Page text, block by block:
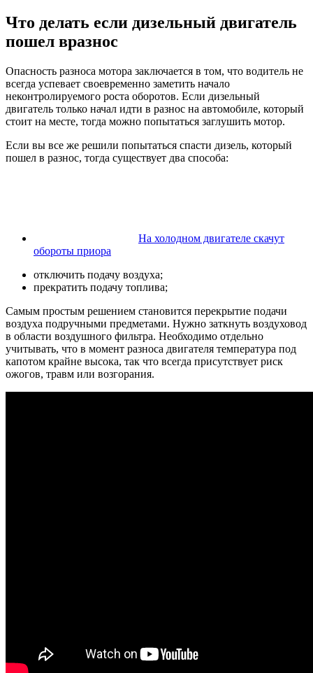
Что делать если дизельный двигатель
пошел вразнос
Опасность разноса мотора заключается в том, что водитель не
всегда успевает своевременно заметить начало
неконтролируемого роста оборотов. Если дизельный
двигатель только начал идти в разнос на автомобиле, который
стоит на месте, тогда можно попытаться заглушить мотор.
Если вы все же решили попытаться спасти дизель, который
пошел в разнос, тогда существует два способа:
На холодном двигателе скачут
обороты приора
отключить подачу воздуха;
прекратить подачу топлива;
Самым простым решением становится перекрытие подачи
воздуха подручными предметами. Нужно заткнуть воздуховод
в области воздушного фильтра. Необходимо отдельно
учитывать, что в момент разноса двигателя температура под
капотом крайне высока, так что всегда присутствует риск
ожогов, травм или возгорания.